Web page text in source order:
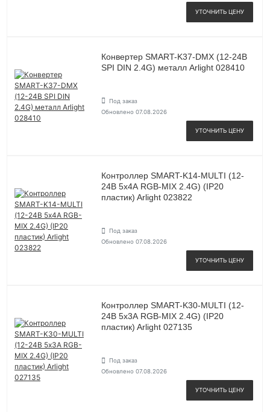
УТОЧНИТЬ ЦЕНУ
Конвертер SMART-K37-DMX (12-24В
SPI DIN 2.4G) металл Arlight 028410
Под заказ
Обновлено 07.08.2026
УТОЧНИТЬ ЦЕНУ
Контроллер SMART-K14-MULTI (12-
24В 5х4А RGB-MIX 2.4G) (IP20
пластик) Arlight 023822
Под заказ
Обновлено 07.08.2026
УТОЧНИТЬ ЦЕНУ
Контроллер SMART-K30-MULTI (12-
24В 5х3А RGB-MIX 2.4G) (IP20
пластик) Arlight 027135
Под заказ
Обновлено 07.08.2026
УТОЧНИТЬ ЦЕНУ